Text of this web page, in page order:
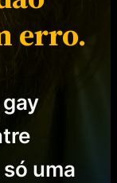
erro.
uma